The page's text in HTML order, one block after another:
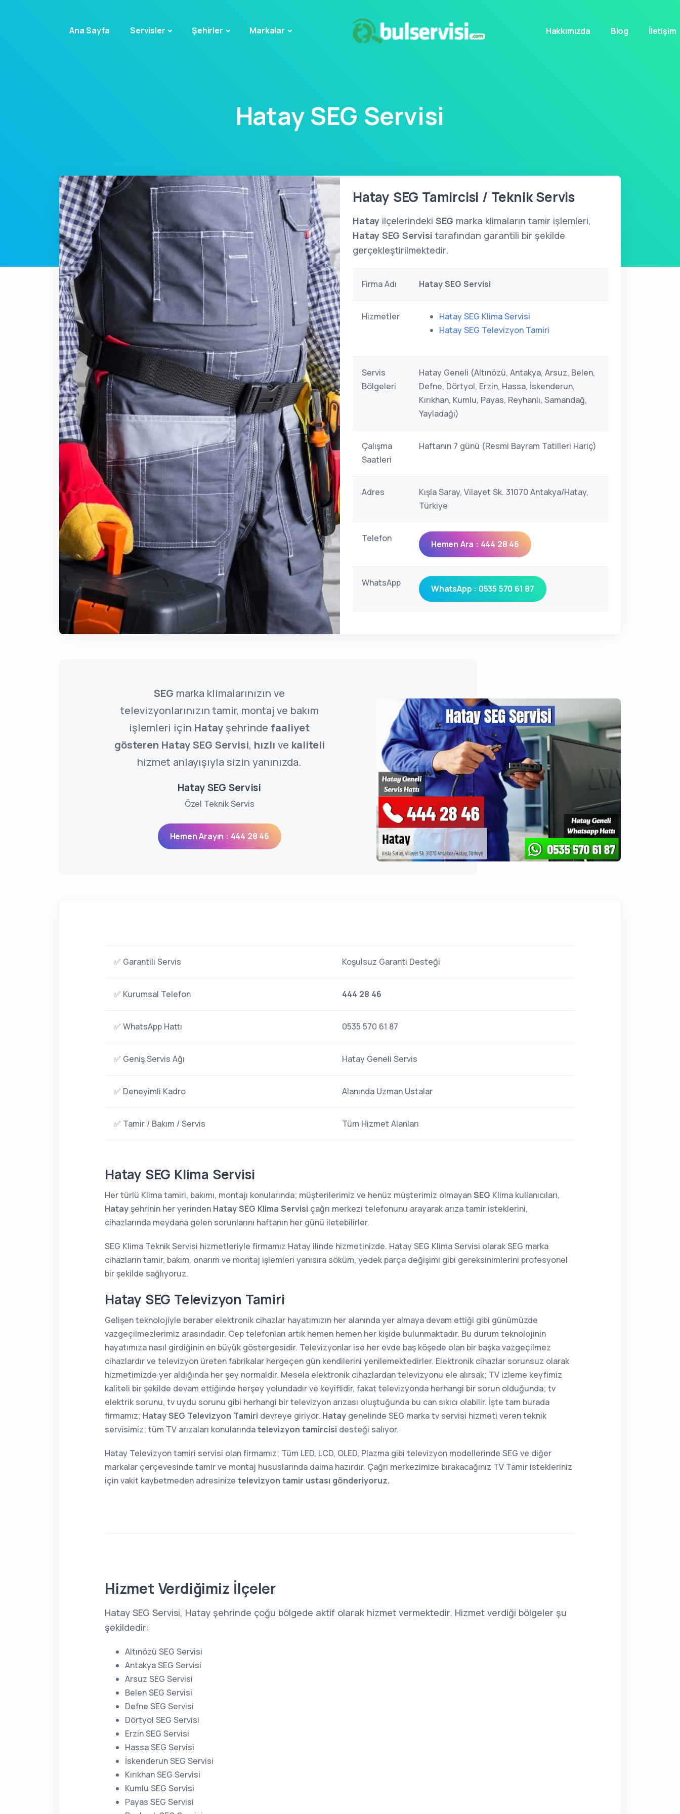
Ana Sayfa Servisler Şehirler Markalar Hakkımızda Blog İletişim
Hatay SEG Servisi
Hatay SEG Tamircisi / Teknik Servis
Hatay ilçelerindeki SEG marka klimaların tamir işlemleri,
Hatay SEG Servisi tarafından garantili bir şekilde
gerçekleştirilmektedir.
Firma Adı Hatay SEG Servisi
Hizmetler
Hatay SEG Klima Servisi
Hatay SEG Televizyon Tamiri
Servis
Bölgeleri
Hatay Geneli (Altınözü, Antakya, Arsuz, Belen,
Defne, Dörtyol, Erzin, Hassa, İskenderun,
Kırıkhan, Kumlu, Payas, Reyhanlı, Samandağ,
Yayladağı)
Çalışma
Saatleri
Haftanın 7 günü (Resmi Bayram Tatilleri Hariç)
Adres
Kışla Saray, Vilayet Sk. 31070 Antakya/Hatay,
Türkiye
Telefon
Hemen Ara : 444 28 46
WhatsApp
WhatsApp : 0535 570 61 87
SEG marka klimalarınızın ve
televizyonlarınızın tamir, montaj ve bakım
işlemleri için Hatay şehrinde faaliyet
gösteren Hatay SEG Servisi, hızlı ve kaliteli
hizmet anlayışıyla sizin yanınızda.
Hatay SEG Servisi
Özel Teknik Servis
Hemen Arayın : 444 28 46
✅ Garantili Servis Koşulsuz Garanti Desteği
✅ Kurumsal Telefon 444 28 46
✅ WhatsApp Hattı 0535 570 61 87
✅ Geniş Servis Ağı Hatay Geneli Servis
✅ Deneyimli Kadro Alanında Uzman Ustalar
✅ Tamir / Bakım / Servis Tüm Hizmet Alanları
Hatay SEG Klima Servisi
Her türlü Klima tamiri, bakımı, montajı konularında; müşterilerimiz ve henüz müşterimiz olmayanSEG Klima kullanıcıları,
Hatay şehrinin her yerinden Hatay SEG Klima Servisi çağrı merkezi telefonunu arayarak arıza tamir isteklerini,
cihazlarında meydana gelen sorunlarını haftanın her günü iletebilirler.
SEG Klima Teknik Servisi hizmetleriyle firmamız Hatay ilinde hizmetinizde. Hatay SEG Klima Servisi olarak SEG marka
cihazların tamir, bakım, onarım ve montaj işlemleri yanısıra söküm, yedek parça değişimi gibi gereksinimlerini profesyonel
bir şekilde sağlıyoruz.
Hatay SEG Televizyon Tamiri
Gelişen teknolojiyle beraber elektronik cihazlar hayatımızın her alanında yer almaya devam ettiği gibi günümüzde
vazgeçilmezlerimiz arasındadır. Cep telefonları artık hemen hemen her kişide bulunmaktadır. Bu durum teknolojinin
hayatımıza nasıl girdiğinin en büyük göstergesidir. Televizyonlar ise her evde baş köşede olan bir başka vazgeçilmez
cihazlardır ve televizyon üreten fabrikalar hergeçen gün kendilerini yenilemektedirler. Elektronik cihazlar sorunsuz olarak
hizmetimizde yer aldığında her şey normaldir. Mesela elektronik cihazlardan televizyonu ele alırsak; TV izleme keyfimiz
kaliteli bir şekilde devam ettiğinde herşey yolundadır ve keyiflidir, fakat televizyonda herhangi bir sorun olduğunda; tv
elektrik sorunu, tv uydu sorunu gibi herhangi bir televizyon arızası oluştuğunda bu can sıkıcı olabilir. İşte tam burada
firmamız; Hatay SEG Televizyon Tamiri devreye giriyor. Hatay genelinde SEG marka tv servisi hizmeti veren teknik
servisimiz; tüm TV arızaları konularındatelevizyon tamircisi desteği salıyor.
Hatay Televizyon tamiri servisi olan firmamız; Tüm LED, LCD, OLED, Plazma gibi televizyon modellerinde SEG ve diğer
markalar çerçevesinde tamir ve montaj hususlarında daima hazırdır. Çağrı merkezimize bırakacağınız TV Tamir istekleriniz
için vakit kaybetmeden adresinize televizyon tamir ustası gönderiyoruz.
Hizmet Verdiğimiz İlçeler
Hatay SEG Servisi, Hatay şehrinde çoğu bölgede aktif olarak hizmet vermektedir. Hizmet verdiği bölgeler şu
şekildedir:
Altınözü SEG Servisi
Antakya SEG Servisi
Arsuz SEG Servisi
Belen SEG Servisi
Defne SEG Servisi
Dörtyol SEG Servisi
Erzin SEG Servisi
Hassa SEG Servisi
İskenderun SEG Servisi
Kırıkhan SEG Servisi
Kumlu SEG Servisi
Payas SEG Servisi